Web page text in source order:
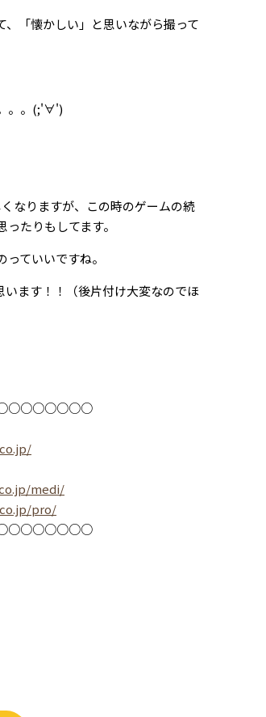
「懐かしい」と思いながら撮って
。。(;'∀')
なりますが、この時のゲームの続
たりもしてます。
ていいですね。
ます！！（後片付け大変なのでほ
medi/
pro/